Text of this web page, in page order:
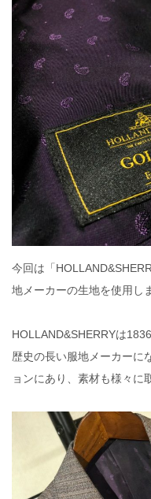
今回は「
地メーカーの生地を使用し
HOLLAND&SHERRYは
歴史の長い服地メーカーに
ョンにあり、素材も様々に